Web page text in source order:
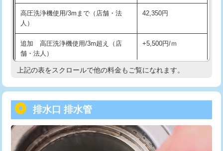
給水管工事※（保温材使用（バンド止
め込み）)
5,500円
給水管工事※（土の掘削・埋め戻し作
業)
11,000円
給水管工事※（塩ビ管（VP・HI）使
用/3ｍまで)
用（追加）/3ｍ超え)
給水管工事※（ライニング鋼管・銅
管・ポリ管・HT管使用/3ｍまで)
44,000円
高圧洗浄機使用/3mまで（店舗・法
人）
42,350円
追加 高圧洗浄機使用/3m超え（店
舗・法人）
+5,500円/ｍ
高度高圧洗浄換 現地調査
トーラー機使用/3mまで
追加トーラー機使用/3m超え +3,300円
上記の表をスクロールで他の料金もご覧になれます。
排水口 排水管